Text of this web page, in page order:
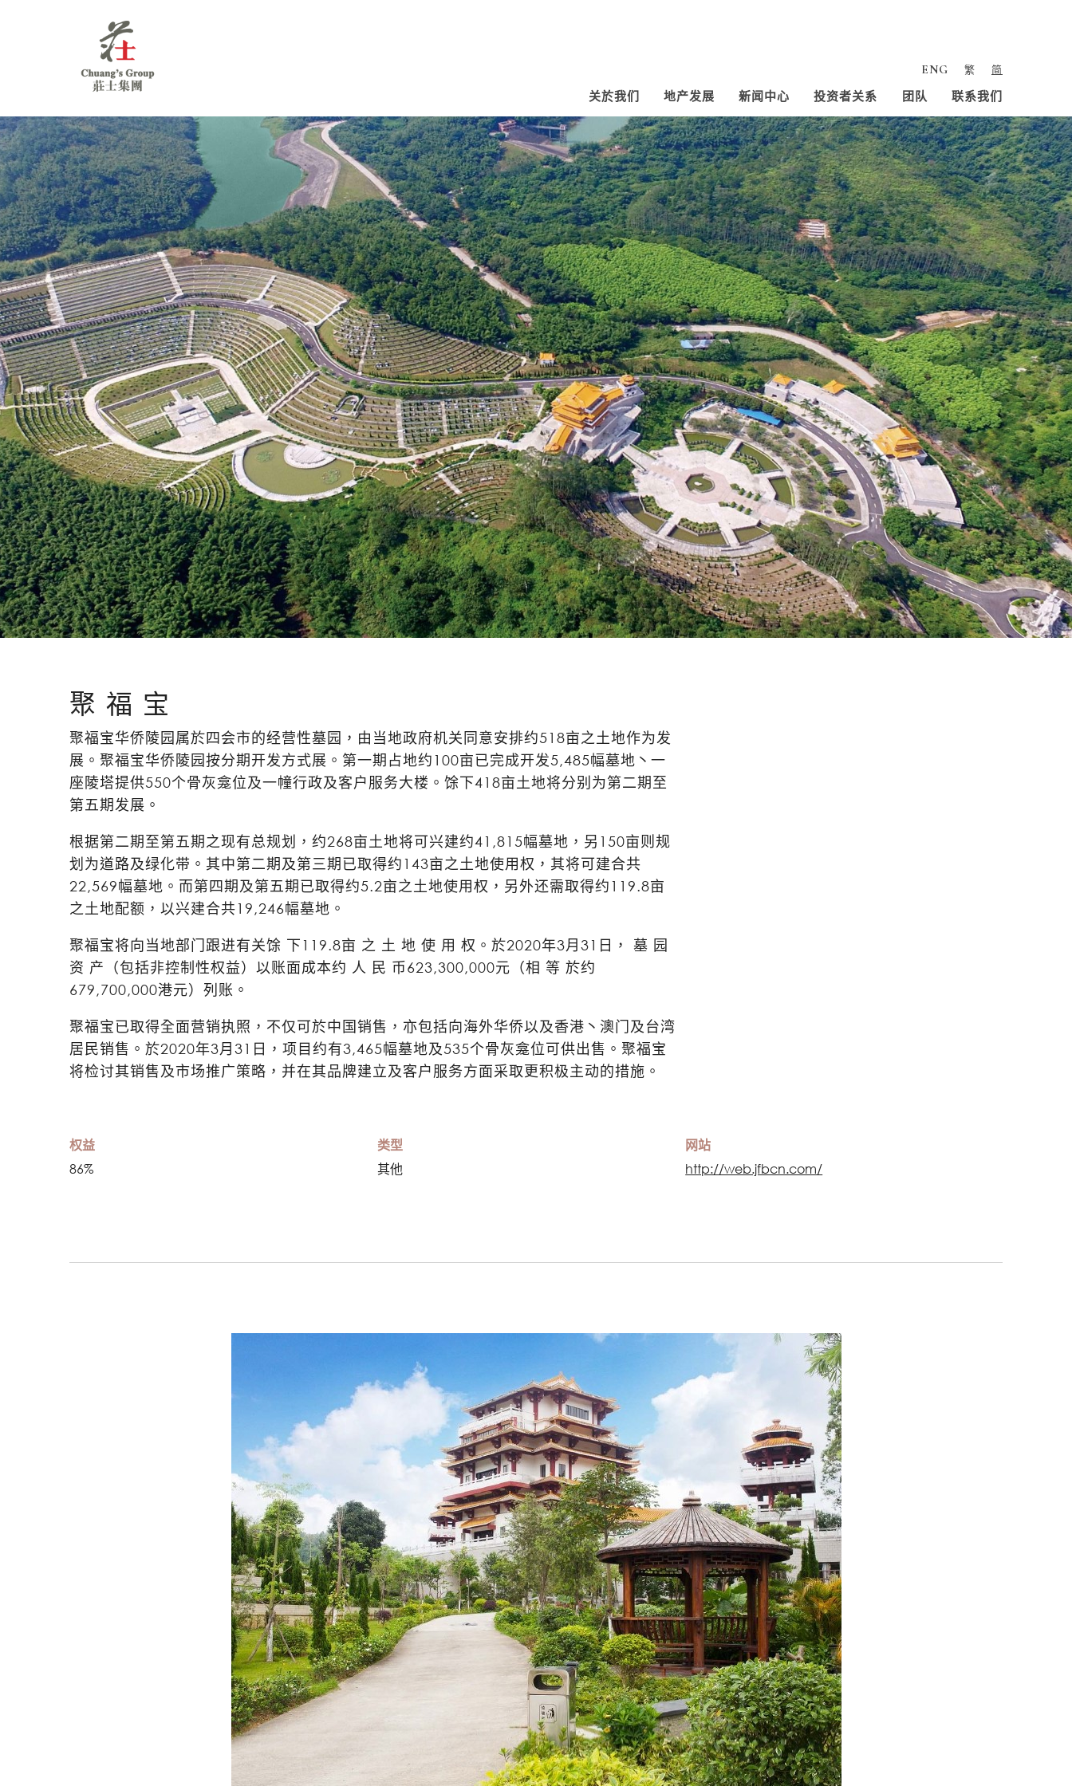
Group
ENG 繁 简
关於我们 地产发展 新闻中心 投资者关系 团队 联系我们
聚 福 宝
聚福宝华侨陵园属於四会市的经营性墓园，由当地政府机关同意安排约518亩之土地作为发
展。聚福宝华侨陵园按分期开发方式展。第一期占地约100亩已完成开发5,485幅墓地丶一
座陵塔提供550个骨灰龛位及一幢行政及客户服务大楼。馀下418亩土地将分别为第二期至
第五期发展。
根据第二期至第五期之现有总规划，约268亩土地将可兴建约41,815幅墓地，另150亩则规
划为道路及绿化带。其中第二期及第三期已取得约143亩之土地使用权，其将可建合共
22,569幅墓地。而第四期及第五期已取得约5.2亩之土地使用权，另外还需取得约119.8亩
之土地配额，以兴建合共19,246幅墓地。
聚福宝将向当地部门跟进有关馀 下119.8亩 之 土 地 使 用 权。於2020年3月31日， 墓 园
资 产（包括非控制性权益）以账面成本约 人 民 币623,300,000元（相 等 於约
679,700,000港元）列账。
聚福宝已取得全面营销执照，不仅可於中国销售，亦包括向海外华侨以及香港丶澳门及台湾
居民销售。於2020年3月31日，项目约有3,465幅墓地及535个骨灰龛位可供出售。聚福宝
将检讨其销售及市场推广策略，并在其品牌建立及客户服务方面采取更积极主动的措施。
权益
86%
类型
其他
网站
http://web.jfbcn.com/